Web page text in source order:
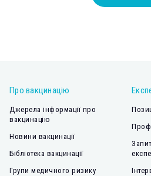
Про вакцинацію
Джерела інформації про
вакцинацію
Новини вакцинації
Бібліотека вакцинації
Групи медичного ризику